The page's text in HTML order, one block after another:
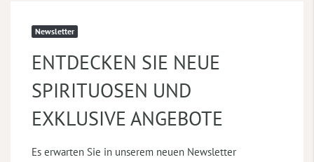
Newsletter
ENTDECKEN SIE NEUE
SPIRITUOSEN UND
EXKLUSIVE ANGEBOTE
Es erwarten Sie in unserem neuen Newsletter